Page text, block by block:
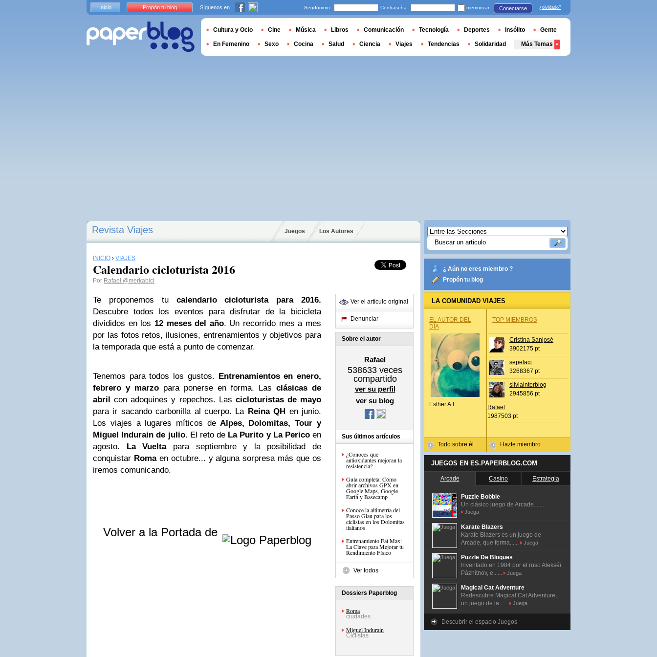
Revista Viajes Juegos Los Autores
INICIO › VIAJES
Calendario cicloturista 2016
Por Rafael @merkabici
Te proponemos tu calendario cicloturista para 2016.
Descubre todos los eventos para disfrutar de la bicicleta
divididos en los 12 meses del año. Un recorrido mes a mes
por las fotos retos, ilusiones, entrenamientos y objetivos para
la temporada que está a punto de comenzar.
Tenemos para todos los gustos. Entrenamientos en enero,
febrero y marzo para ponerse en forma. Las clásicas de
abril con adoquines y repechos. Las cicloturistas de mayo
para ir sacando carbonilla al cuerpo. La Reina QH en junio.
Los viajes a lugares míticos deAlpes, Dolomitas, Tour y
Miguel Indurain de julio. El reto de La Purito y La Pericoen
agosto. La Vueltapara septiembre y la posibilidad de
conquistar Romaen octubre... y alguna sorpresa más que os
iremos comunicando.
Volver a la Portada de
Ver el artículo original
Denunciar
Sobre el autor
Rafael
538633 veces
compartido
ver su perfil
ver su blog
Sus últimos artículos
¿Conoces que
antioxidantes mejoran la
resistencia?
Guía completa: Cómo
abrir archivos GPX en
Google Maps, Google
Earth y Basecamp
Conoce la altimetría del
Passo Giau para los
ciclistas en los Dolomitas
italianos
Entrenamiento Fat Max:
La Clave para Mejorar tu
Rendimiento Físico
Ver todos
Dossiers Paperblog
Roma
ciudades
Miguel Indurain
Ciclistas
¿ Aún no eres miembro ?
Propón tu blog
LA COMUNIDAD VIAJES
EL AUTOR DEL
DÍA
Esther A.l.
Todo sobre él
TOP MIEMBROS
Cristina Sanjosé
3902175 pt
sepelaci
3268367 pt
silviainterblog
2945856 pt
Rafael
1987503 pt
Hazte miembro
JUEGOS EN ES.PAPERBLOG.COM
Arcade Casino Estrategia
Puzzle Bobble
Un clásico juego de Arcade. ......
Juega
Karate Blazers
Karate Blazers es un juego de
Arcade, que forma......
Juega
Puzzle De Bloques
Inventado en 1984 por el ruso Alekséi
Pázhitnov, e......
Juega
Magical Cat Adventure
Redescubre Magical Cat Adventure,
un juego de la......
Juega
Descubrir el espacio Juegos
Inicio Propón tu blog Síguenos en Seudónimo Contraseña memorizar Conectarse ¿olvidado?
Cultura y Ocio Cine Música Libros Comunicación Tecnología Deportes Insólito Gente
En Femenino Sexo Cocina Salud Ciencia Viajes Tendencias Solidaridad Más Temas